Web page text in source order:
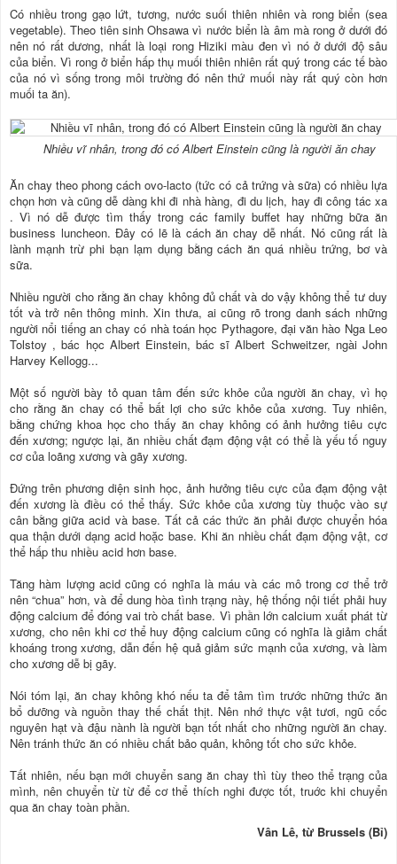
Có nhiều trong gạo lứt, tương, nước suối thiên nhiên và rong biển (sea
vegetable). Theo tiên sinh Ohsawa vì nước biển là âm mà rong ở dưới đó
nên nó rất dương, nhất là loại rong Hiziki màu đen vì nó ở dưới độ sâu
của biển. Vì rong ở biển hấp thụ muối thiên nhiên rất quý trong các tế bào
của nó vì sống trong môi trường đó nên thứ muối này rất quý còn hơn
muối ta ăn).
Nhiều vĩ nhân, trong đó có Albert Einstein cũng là người ăn chay
Ăn chay theo phong cách ovo-lacto (tức có cả trứng và sữa) có nhiều lựa
chọn hơn và cũng dễ dàng khi đi nhà hàng, đi du lịch, hay đi công tác xa
. Vì nó dễ được tìm thấy trong các family buffet hay những bữa ăn
business luncheon. Đây có lẽ là cách ăn chay dễ nhất. Nó cũng rất là
lành mạnh trừ phi bạn lạm dụng bằng cách ăn quá nhiều trứng, bơ và
sữa.
Nhiều người cho rằng ăn chay không đủ chất và do vậy không thể tư duy
tốt và trở nên thông minh. Xin thưa, ai cũng rõ trong danh sách những
người nổi tiếng an chay có nhà toán học Pythagore, đại văn hào Nga Leo
Tolstoy , bác học Albert Einstein, bác sĩ Albert Schweitzer, ngài John
Harvey Kellogg...
Một số người bày tỏ quan tâm đến sức khỏe của người ăn chay, vì họ
cho rằng ăn chay có thể bất lợi cho sức khỏe của xương. Tuy nhiên,
bằng chứng khoa học cho thấy ăn chay không có ảnh hưởng tiêu cực
đến xương; ngược lại, ăn nhiều chất đạm động vật có thể là yếu tố nguy
cơ của loãng xương và gãy xương.
Đứng trên phương diện sinh học, ảnh hưởng tiêu cực của đạm động vật
đến xương là điều có thể thấy. Sức khỏe của xương tùy thuộc vào sự
cân bằng giữa acid và base. Tất cả các thức ăn phải được chuyển hóa
qua thận dưới dạng acid hoặc base. Khi ăn nhiều chất đạm động vật, cơ
thể hấp thu nhiều acid hơn base.
Tăng hàm lượng acid cũng có nghĩa là máu và các mô trong cơ thể trở
nên “chua” hơn, và để dung hòa tình trạng này, hệ thống nội tiết phải huy
động calcium để đóng vai trò chất base. Vì phần lớn calcium xuất phát từ
xương, cho nên khi cơ thể huy động calcium cũng có nghĩa là giảm chất
khoáng trong xương, dẫn đến hệ quả giảm sức mạnh của xương, và làm
cho xương dễ bị gãy.
Nói tóm lại, ăn chay không khó nếu ta để tâm tìm trước những thức ăn
bổ dưỡng và nguồn thay thế chất thịt. Nên nhớ thực vật tươi, ngũ cốc
nguyên hạt và đậu nành là người bạn tốt nhất cho những người ăn chay.
Nên tránh thức ăn có nhiều chất bảo quản, không tốt cho sức khỏe.
Tất nhiên, nếu bạn mới chuyển sang ăn chay thì tùy theo thể trạng của
mình, nên chuyển từ từ để cơ thể thích nghi được tốt, truớc khi chuyển
qua ăn chay toàn phần.
Vân Lê, từ Brussels (Bỉ)